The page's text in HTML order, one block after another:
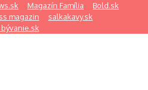
Magazín Família
Bold.sk
magazin
salkakavy.sk